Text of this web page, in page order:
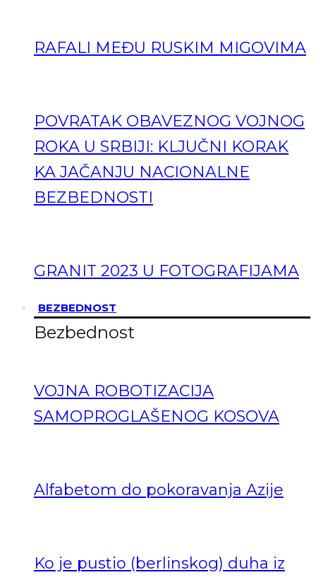
RAFALI MEĐU RUSKIM MIGOVIMA
POVRATAK OBAVEZNOG VOJNOG
ROKA U SRBIJI: KLJUČNI KORAK
KA JAČANJU NACIONALNE
BEZBEDNOSTI
GRANIT 2023 U FOTOGRAFIJAMA
BEZBEDNOST
Bezbednost
VOJNA ROBOTIZACIJA
SAMOPROGLAŠENOG KOSOVA
Alfabetom do pokoravanja Azije
Ko je pustio (berlinskog) duha iz